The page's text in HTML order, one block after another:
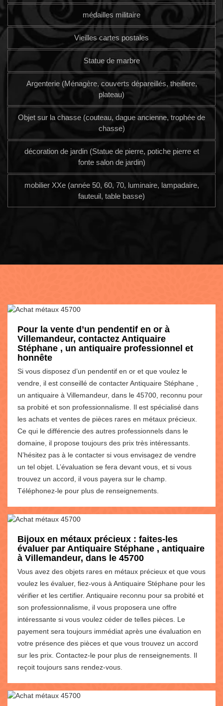
médailles militaire
Vieilles cartes postales
Statue de marbre
Argenterie (Ménagère, couverts dépareillés, theillere,
plateau)
Objet sur la chasse (couteau, dague ancienne, trophée de
chasse)
décoration de jardin (Statue de pierre, potiche pierre et
fonte salon de jardin)
mobilier XXe (année 50, 60, 70, luminaire, lampadaire,
fauteuil, table basse)
Pour la vente d’un pendentif en or à
Villemandeur, contactez Antiquaire
Stéphane , un antiquaire professionnel et
honnête
Si vous disposez d’un pendentif en or et que voulez le
vendre, il est conseillé de contacter Antiquaire Stéphane ,
un antiquaire à Villemandeur, dans le 45700, reconnu pour
sa probité et son professionnalisme. Il est spécialisé dans
les achats et ventes de pièces rares en métaux précieux.
Ce qui le différencie des autres professionnels dans le
domaine, il propose toujours des prix très intéressants.
N’hésitez pas à le contacter si vous envisagez de vendre
un tel objet. L’évaluation se fera devant vous, et si vous
trouvez un accord, il vous payera sur le champ.
Téléphonez-le pour plus de renseignements.
Bijoux en métaux précieux : faites-les
évaluer par Antiquaire Stéphane , antiquaire
à Villemandeur, dans le 45700
Vous avez des objets rares en métaux précieux et que vous
voulez les évaluer, fiez-vous à Antiquaire Stéphane pour les
vérifier et les certifier. Antiquaire reconnu pour sa probité et
son professionnalisme, il vous proposera une offre
intéressante si vous voulez céder de telles pièces. Le
payement sera toujours immédiat après une évaluation en
votre présence des pièces et que vous trouvez un accord
sur les prix. Contactez-le pour plus de renseignements. Il
reçoit toujours sans rendez-vous.